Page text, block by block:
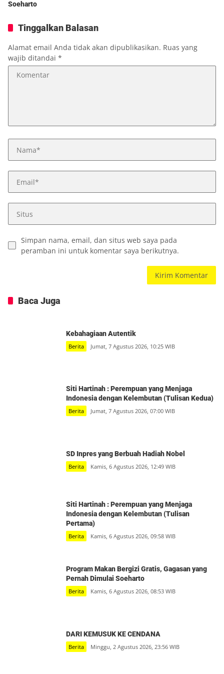
Soeharto
Tinggalkan Balasan
Alamat email Anda tidak akan dipublikasikan. Ruas yang
wajib ditandai *
Simpan nama, email, dan situs web saya pada
peramban ini untuk komentar saya berikutnya.
Baca Juga
Kebahagiaan Autentik
Berita Jumat, 7 Agustus 2026, 10:25 WIB
Siti Hartinah : Perempuan yang Menjaga
Indonesia dengan Kelembutan (Tulisan Kedua)
Berita Jumat, 7 Agustus 2026, 07:00 WIB
SD Inpres yang Berbuah Hadiah Nobel
Berita Kamis, 6 Agustus 2026, 12:49 WIB
Siti Hartinah : Perempuan yang Menjaga
Indonesia dengan Kelembutan (Tulisan
Pertama)
Berita Kamis, 6 Agustus 2026, 09:58 WIB
Program Makan Bergizi Gratis, Gagasan yang
Pernah Dimulai Soeharto
Berita Kamis, 6 Agustus 2026, 08:53 WIB
DARI KEMUSUK KE CENDANA
Berita Minggu, 2 Agustus 2026, 23:56 WIB